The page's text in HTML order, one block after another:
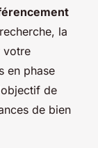
la
votre
en phase
de
de bien